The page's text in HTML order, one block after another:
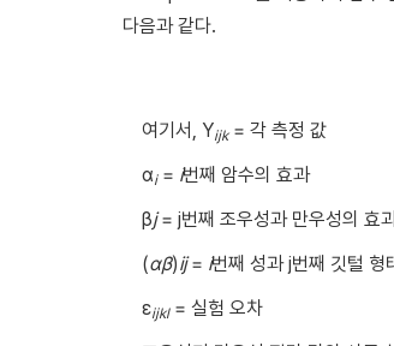
다음과 같다.
여기서, Yijk= 각 측정 값
αi= i번째 암수의 효과
βj= j번째 조우성과 만우성의 효
(αβ)ij= i번째 성과 j번째 깃털 형
εijkl= 실험 오차